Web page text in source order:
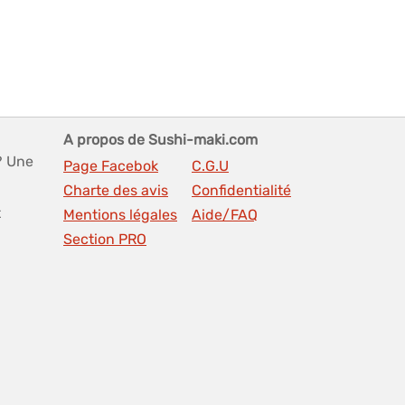
Une
A propos de Sushi-maki.com
Page Facebok
C.G.U
Charte des avis
Confidentialité
Mentions légales
Aide/FAQ
Section PRO